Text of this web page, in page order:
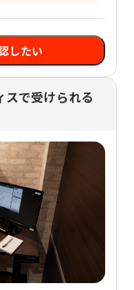
したい
スで受けられる